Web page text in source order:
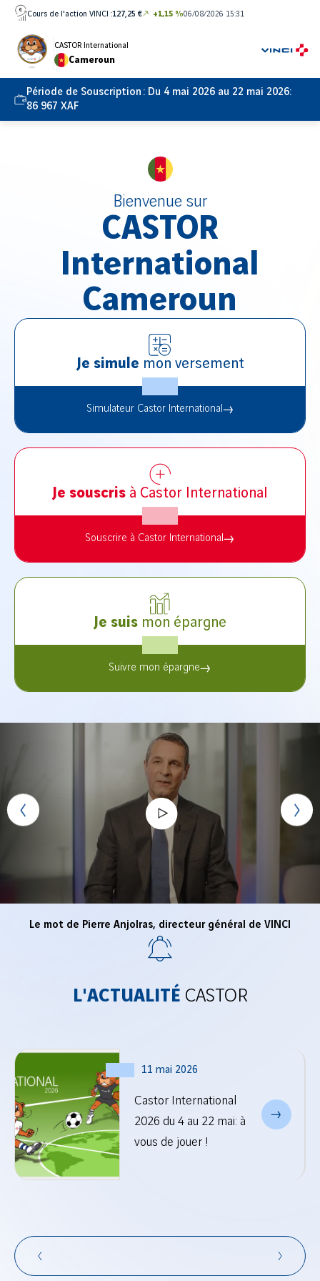
Aller
contenu
CASTOR International
Cameroun
Période de Souscription : Du 4 mai 2026 au 22 mai 2026:
86 967 XAF
Cours de l'action VINCI :127,25 € +1,15 %06/08/2026 15:31
Bienvenue sur
CASTOR
International
Cameroun
Je simule mon versement
Simulateur Castor International
Je souscris à Castor International
Souscrire à Castor International
Je suis mon épargne
Suivre mon épargne
Le mot de Pierre Anjolras, directeur général de VINCI
L'ACTUALITÉ CASTOR
11 mai 2026
Castor International
2026 du 4 au 22 mai: à
vous de jouer !